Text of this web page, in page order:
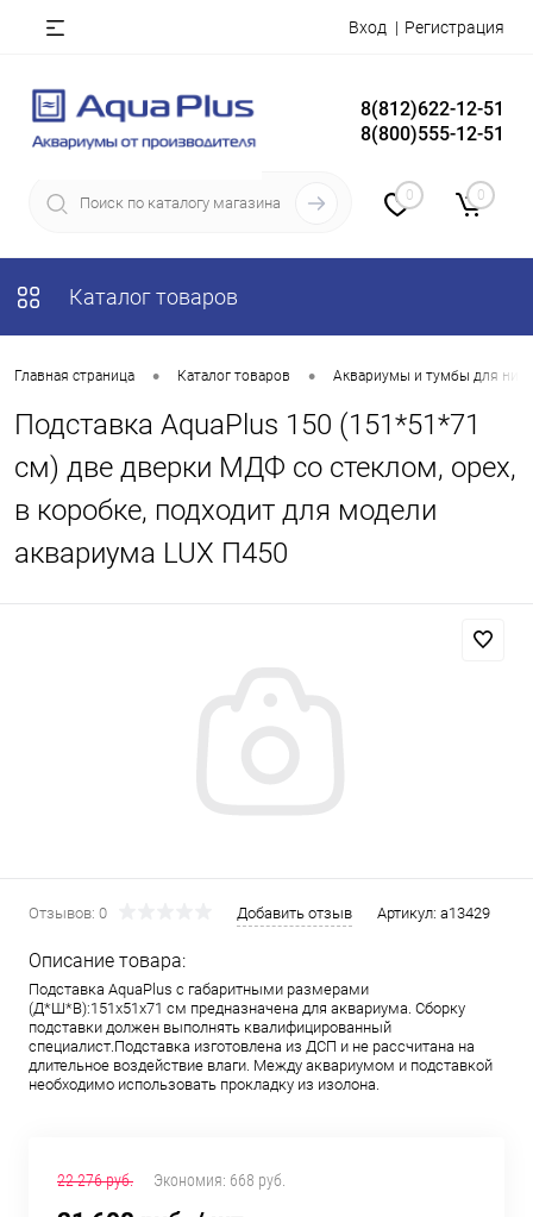
Вход Регистрация
8(812)622-12-51
8(800)555-12-51
0 0
Каталог товаров
Главная страница • Каталог товаров • Аквариумы и тумбы для них
Подставка AquaPlus 150 (151*51*71
см) две дверки МДФ со стеклом, орех,
в коробке, подходит для модели
аквариума LUX П450
Отзывов: 0 Добавить отзыв Артикул: a13429
Описание товара:
Подставка AquaPlus с габаритными размерами
(Д*Ш*В):151x51x71 см предназначена для аквариума. Сборку
подставки должен выполнять квалифицированный
специалист.Подставка изготовлена из ДСП и не рассчитана на
длительное воздействие влаги. Между аквариумом и подставкой
необходимо использовать прокладку из изолона.
22 276 руб. Экономия: 668 руб.